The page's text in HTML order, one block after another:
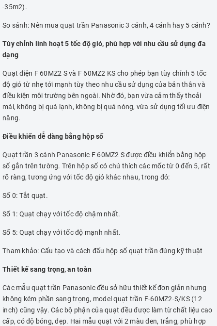
-35m2).
So sánh: Nên mua quạt trần Panasonic 3 cánh, 4 cánh hay 5 cánh?
Tùy chỉnh linh hoạt 5 tốc độ gió, phù hợp với nhu cầu sử dụng đa
dạng
Quạt điện F 60MZ2 S và F 60MZ2 KS cho phép bạn tùy chỉnh 5 tốc
độ gió từ nhẹ tới mạnh tùy theo nhu cầu sử dụng của bản thân và
điều kiện môi trường bên ngoài. Nhờ đó, bạn vừa cảm thấy thoải
mái, không bị quá lạnh, không bị quá nóng, vừa sử dụng tối ưu điện
năng.
Điều khiển dễ dàng bằng hộp số
Quạt trần 3 cánh Panasonic F 60MZ2 S được điều khiển bằng hộp
số gắn trên tường. Trên hộp số có chú thích các mốc từ 0 đến 5, rất
rõ ràng, tương ứng với tốc độ gió khác nhau, trong đó:
Số 0: Tắt quạt.
Số 1: Quạt chạy với tốc độ chậm nhất.
Số 5: Quạt chạy với tốc độ mạnh nhất.
Tham khảo: Cấu tạo và cách đấu hộp số quạt trần đúng kỹ thuật
Thiết kế sang trọng, an toàn
Các mẫu quạt trần Panasonic đều sở hữu thiết kế đơn giản nhưng
không kém phần sang trọng, model quạt trần F-60MZ2-S/KS (12
inch) cũng vậy. Các bộ phận của quạt đều được làm từ chất liệu cao
cấp, có độ bóng, đẹp. Hai mẫu quạt với 2 màu đen, trắng, phù hợp